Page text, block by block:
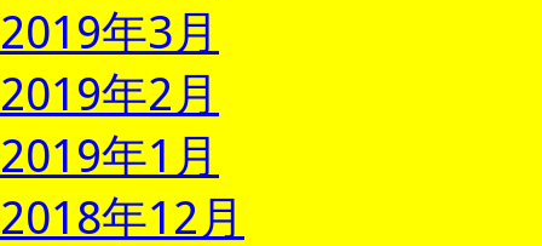
2019年3月
2019年2月
2019年1月
2018年12月